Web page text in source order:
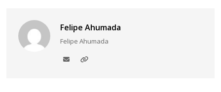
Felipe Ahumada
Felipe Ahumada